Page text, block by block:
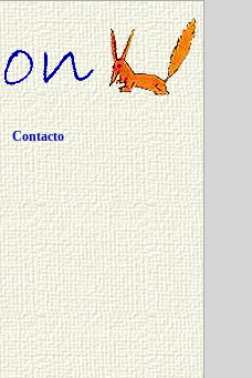
Contacto